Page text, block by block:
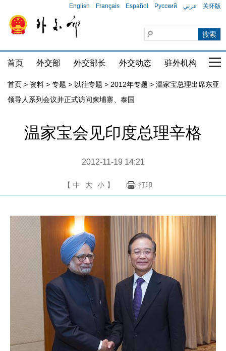
English Français Español Русский عربي 关怀版
首页 外交部 外交部长 外交动态 驻外机构 国
首页 > 资料 > 专题 > 以往专题 > 2012年专题 > 温家宝总理出席东亚
领导人系列会议并正式访问柬埔寨、泰国
温家宝会见印度总理辛格
2012-11-19 14:21
【 中 大 小 】 打印